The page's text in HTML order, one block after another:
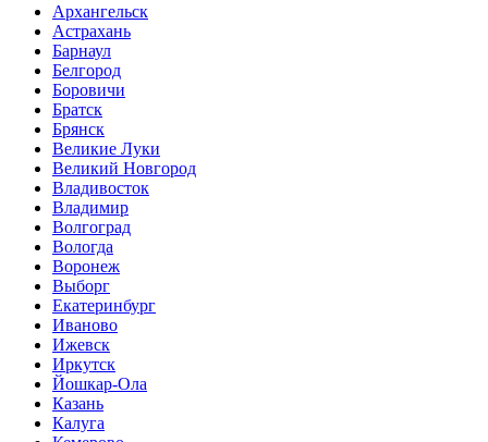
Архангельск
Астрахань
Барнаул
Белгород
Боровичи
Братск
Брянск
Великие Луки
Великий Новгород
Владивосток
Владимир
Волгоград
Вологда
Воронеж
Выборг
Екатеринбург
Иваново
Ижевск
Иркутск
Йошкар-Ола
Казань
Калуга